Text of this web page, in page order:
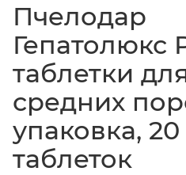
Пчелодар
Гепатолюкс
таблетки
средних
упаковка, 20
таблеток